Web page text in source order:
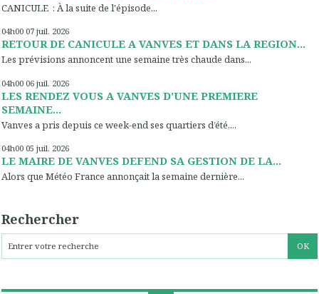
CANICULE : À la suite de l'épisode...
04h00 07 juil. 2026
RETOUR DE CANICULE A VANVES ET DANS LA REGION...
Les prévisions annoncent une semaine très chaude dans...
04h00 06 juil. 2026
LES RENDEZ VOUS A VANVES D’UNE PREMIERE
SEMAINE...
Vanves a pris depuis ce week-end ses quartiers d’été,...
04h00 05 juil. 2026
LE MAIRE DE VANVES DEFEND SA GESTION DE LA...
Alors que Météo France annonçait la semaine dernière...
Rechercher